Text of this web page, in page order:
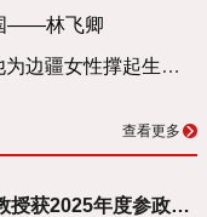
——林飞卿
【援疆印记】胡昌东：跨越万里，他为边疆女性撑起生命的尊严
查看更多
华山医院运动医学科陈世益教授获2025年度参政咨询工作先进个人